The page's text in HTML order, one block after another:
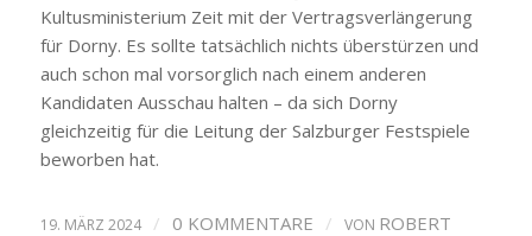
Kultusministerium Zeit mit der Vertragsverlängerung
für Dorny. Es sollte tatsächlich nichts überstürzen und
auch schon mal vorsorglich nach einem anderen
Kandidaten Ausschau halten – da sich Dorny
gleichzeitig für die Leitung der Salzburger Festspiele
beworben hat.
19. MÄRZ 2024 / 0 KOMMENTARE / VON ROBERT